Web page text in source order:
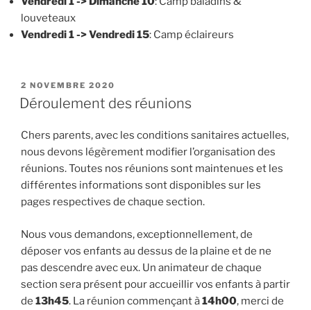
louveteaux
Vendredi 1 -> Vendredi 15: Camp éclaireurs
PUBLIÉ
LE
2 NOVEMBRE 2020
Déroulement des réunions
Chers parents, avec les conditions sanitaires actuelles,
nous devons légèrement modifier l’organisation des
réunions. Toutes nos réunions sont maintenues et les
différentes informations sont disponibles sur les
pages respectives de chaque section.
Nous vous demandons, exceptionnellement, de
déposer vos enfants au dessus de la plaine et de ne
pas descendre avec eux. Un animateur de chaque
section sera présent pour accueillir vos enfants à partir
de 13h45. La réunion commençant à14h00, merci de